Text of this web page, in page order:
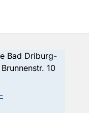
Bad Driburg-
10